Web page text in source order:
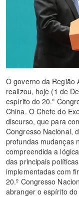
O governo da Região
realizou, hoje (1 de
espírito do 20.º
China. O Chefe do
discurso, que para
Congresso Nacional,
profundas mudanças
compreendida a
das principais
implementadas com
20.º Congresso
abranger o espírito